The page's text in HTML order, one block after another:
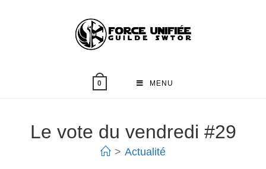
0 MENU
Le vote du vendredi #29
> Actualité